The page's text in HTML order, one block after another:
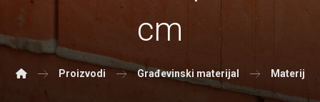
cm
Proizvodi Građevinski materijal Materijal